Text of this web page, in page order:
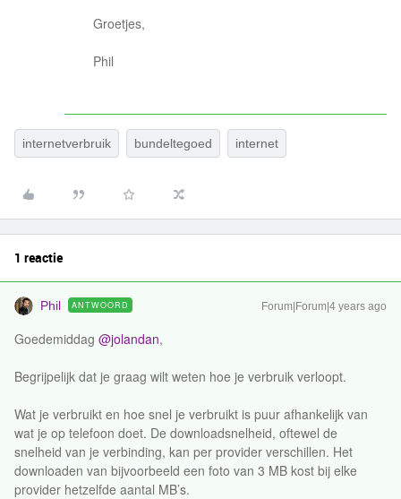
Groetjes,
Phil
internetverbruik bundeltegoed internet
1 reactie
Phil ANTWOORD Forum|Forum|4 years ago
Goedemiddag @jolandan,
Begrijpelijk dat je graag wilt weten hoe je verbruik verloopt.
Wat je verbruikt en hoe snel je verbruikt is puur afhankelijk van
wat je op telefoon doet. De downloadsnelheid, oftewel de
snelheid van je verbinding, kan per provider verschillen. Het
downloaden van bijvoorbeeld een foto van 3 MB kost bij elke
provider hetzelfde aantal MB’s.